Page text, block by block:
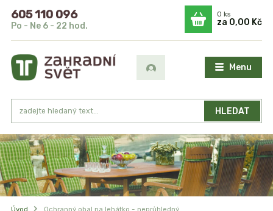
Menu
HLEDAT
605 110 096
Po - Ne 6 - 22 hod.
0ks
za 0,00 Kč
Úvod Ochranný obal na lehátko - neprůhledný